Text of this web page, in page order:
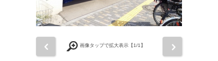
画像タップで拡大表示【1/1】